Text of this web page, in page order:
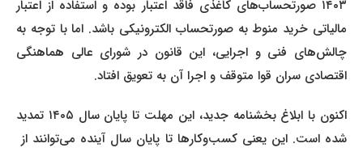
۱۴۰۳ صورتحساب‌های کاغذی فاقد اعتبار بوده و استفاده از اعتبار
مالیاتی خرید منوط به صورتحساب الکترونیکی باشد. اما با توجه به
چالش‌های فنی و اجرایی، این قانون در شورای عالی هماهنگی
اقتصادی سران قوا متوقف و اجرا آن به تعویق افتاد.
اکنون با ابلاغ بخشنامه جدید، این مهلت تا پایان سال ۱۴۰۵ تمدید
شده است. این یعنی کسب‌وکارها تا پایان سال آینده می‌توانند از